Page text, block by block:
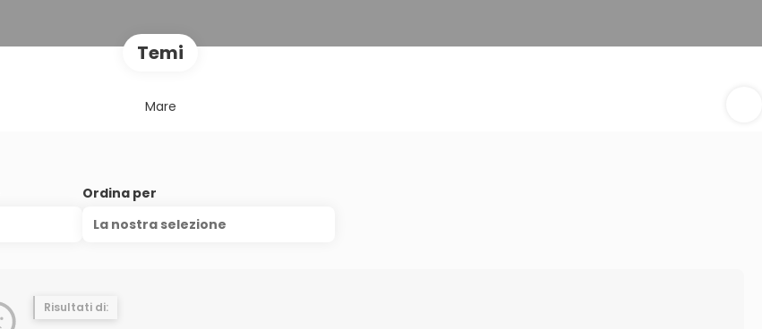
Temi
Mare
Ordina per
La nostra selezione
Risultati di: